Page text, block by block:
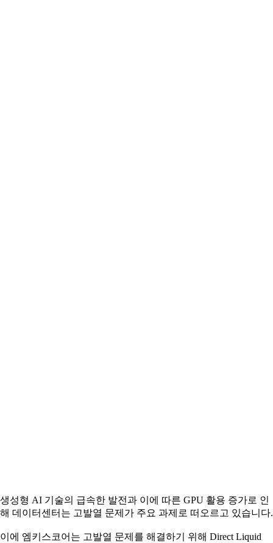
생성형 AI 기술의 급속한 발전과 이에 따른 GPU 활용 증가로 인
해 데이터센터는 고발열 문제가 주요 과제로 떠오르고 있습니다.
이에 엠키스코어는 고발열 문제를 해결하기 위해 Direct Liquid